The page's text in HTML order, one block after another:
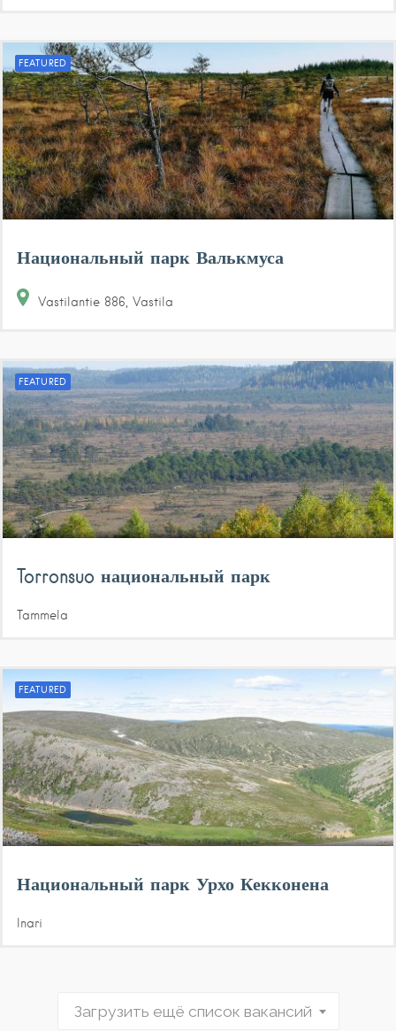
FEATURED
Национальный парк Валькмуса
Vastilantie 886 Vastila
FEATURED
Torronsuo национальный парк
Tammela
FEATURED
Национальный парк Урхо Кекконена
Inari
Загрузить ещё список вакансий